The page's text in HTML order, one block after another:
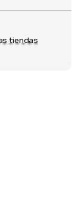
tiendas